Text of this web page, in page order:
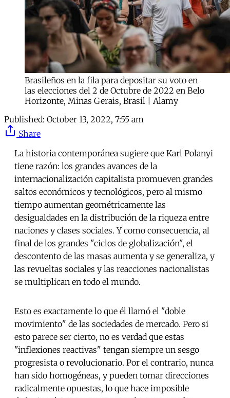
Brasileños en la fila para depositar su voto en
las elecciones del 2 de Octubre de 2022 en Belo
Horizonte, Minas Gerais, Brasil | Alamy
Published: October 13, 2022, 7:55 am
Share
La historia contemporánea sugiere que Karl Polanyi
tiene razón: los grandes avances de la
internacionalización capitalista promueven grandes
saltos económicos y tecnológicos, pero al mismo
tiempo aumentan geométricamente las
desigualdades en la distribución de la riqueza entre
naciones y clases sociales. Y como consecuencia, al
final de los grandes "ciclos de globalización", el
descontento de las masas aumenta y se generaliza, y
las revueltas sociales y las reacciones nacionalistas
se multiplican en todo el mundo.
Esto es exactamente lo que él llamó el "doble
movimiento" de las sociedades de mercado. Pero si
esto parece ser cierto, no es verdad que estas
"inflexiones reactivas" tengan siempre un sesgo
progresista o revolucionario. Por el contrario, nunca
han sido homogéneas, y pueden tomar direcciones
radicalmente opuestas, lo que hace imposible